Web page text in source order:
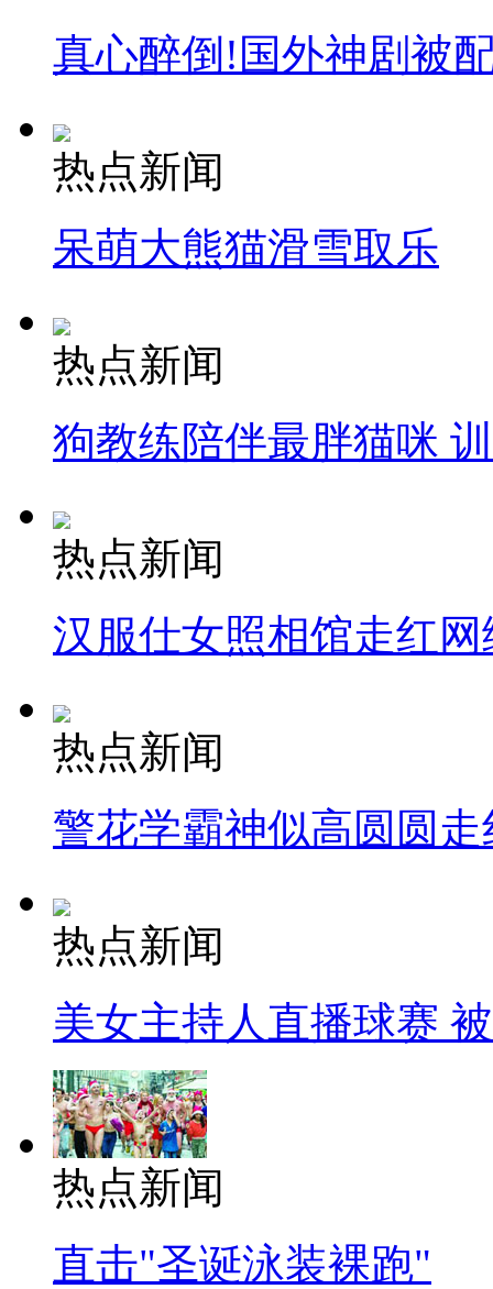
真心醉倒!国外神剧被
热点新闻
呆萌大熊猫滑雪取乐
热点新闻
狗教练陪伴最胖猫咪
热点新闻
汉服仕女照相馆走红网
热点新闻
警花学霸神似高圆圆走
热点新闻
美女主持人直播球赛
热点新闻
直击"圣诞泳装裸跑"